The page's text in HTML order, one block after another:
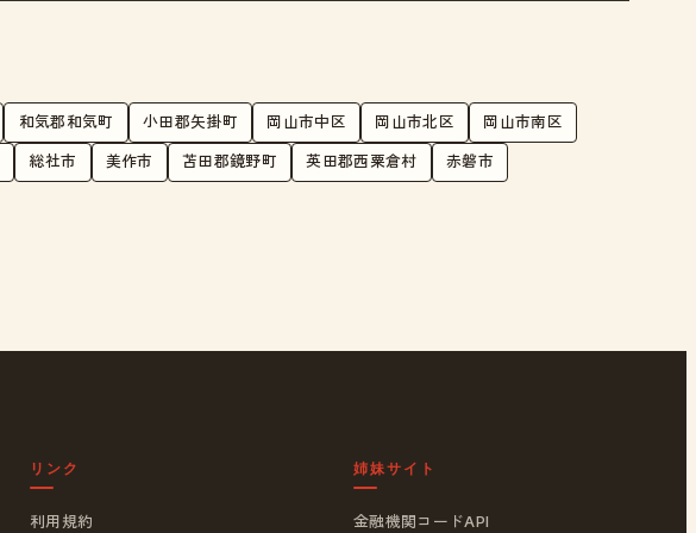
和気郡和気町 小田郡矢掛町 岡山市中区 岡山市北区 岡山市南区
総社市 美作市 苫田郡鏡野町 英田郡西粟倉村 赤磐市
リンク
利用規約
姉妹サイト
金融機関コードAPI